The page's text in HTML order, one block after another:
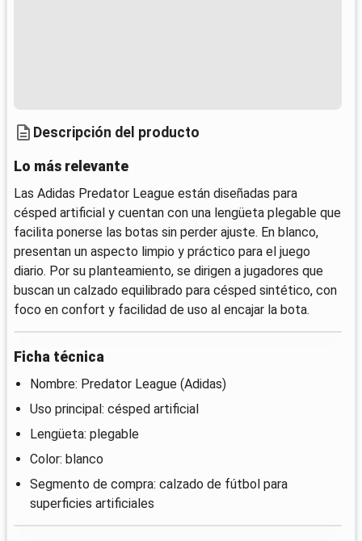
Descripción del producto
Lo más relevante
Las Adidas Predator League están diseñadas para
césped artificial y cuentan con una lengüeta plegable que
facilita ponerse las botas sin perder ajuste. En blanco,
presentan un aspecto limpio y práctico para el juego
diario. Por su planteamiento, se dirigen a jugadores que
buscan un calzado equilibrado para césped sintético, con
foco en confort y facilidad de uso al encajar la bota.
Ficha técnica
Nombre: Predator League (Adidas)
Uso principal: césped artificial
Lengüeta: plegable
Color: blanco
Segmento de compra: calzado de fútbol para
superficies artificiales